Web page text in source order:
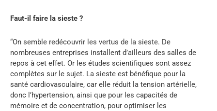
Faut-il faire la sieste ?
“On semble redécouvrir les vertus de la sieste. De
nombreuses entreprises installent d’ailleurs des salles de
repos à cet effet. Or les études scientifiques sont assez
complètes sur le sujet. La sieste est bénéfique pour la
santé cardiovasculaire, car elle réduit la tension artérielle,
donc l’hypertension, ainsi que pour les capacités de
mémoire et de concentration, pour optimiser les